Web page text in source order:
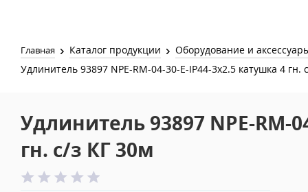
Главная Каталог продукции
Оборудование и
Удлинитель 93897 NPE-RM-04-30-E-IP44-3x2.5 катушка 4 гн.
Удлинитель 93897 NPE-RM-
гн. c/з КГ 30м